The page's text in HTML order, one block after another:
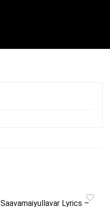
Saavamaiyullavar Lyrics –